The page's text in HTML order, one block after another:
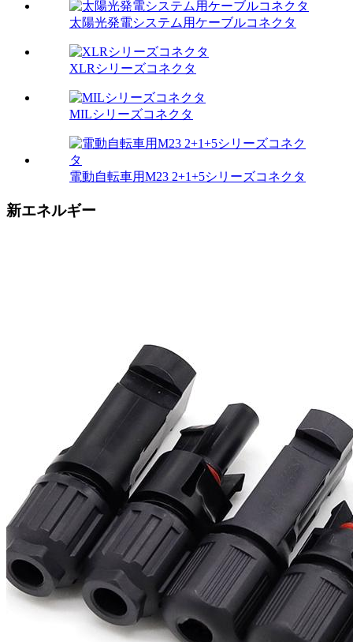
太陽光発電システム用ケーブルコネクタ
XLRシリーズコネクタ
MILシリーズコネクタ
電動自転車用M23 2+1+5シリーズコネクタ
新エネルギー